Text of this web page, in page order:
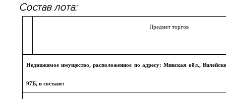
Состав лота:
Предмет торгов
Недвижимое имущество, расположенное по адресу: Минская обл.,
97Б, в составе: